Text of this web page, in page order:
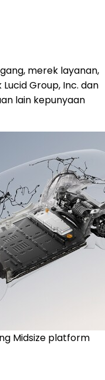
merek layanan,
Group, Inc. dan
lain kepunyaan
Midsize platform